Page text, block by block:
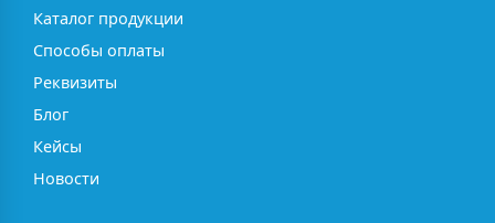
Каталог продукции
Способы оплаты
Реквизиты
Блог
Кейсы
Новости